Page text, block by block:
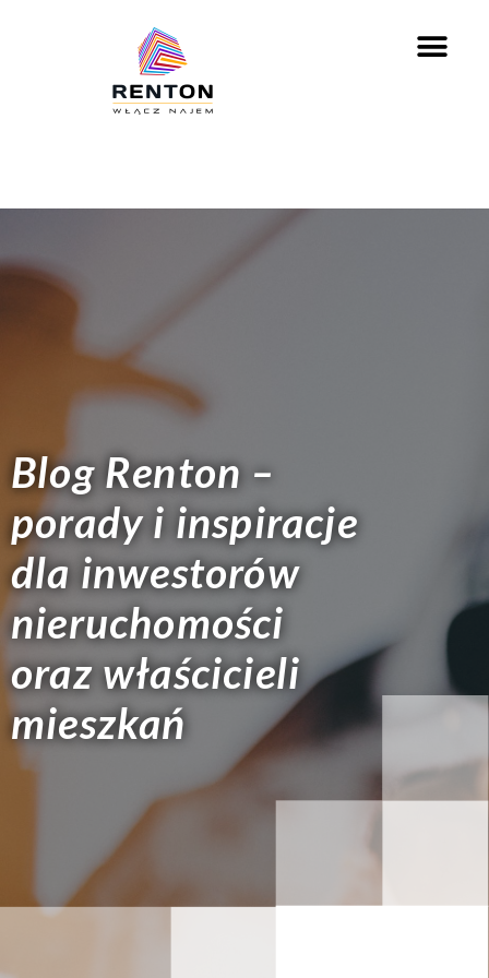
Blog Renton –
porady i inspiracje
dla inwestorów
nieruchomości
oraz właścicieli
mieszkań